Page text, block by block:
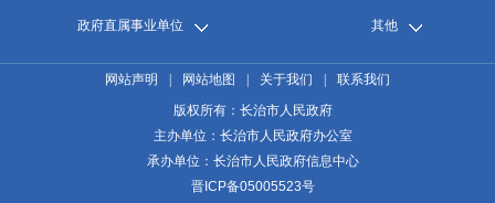
政府直属事业单位 其他
网站声明 网站地图 关于我们
联系我们
版权所有：长治市人民政府
主办单位：长治市人民政府办公室
承办单位：长治市人民政府信息中心
晋ICP备05005523号